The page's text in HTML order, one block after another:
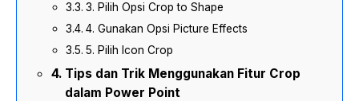
3. Pilih Opsi Crop to Shape
4. Gunakan Opsi Picture Effects
5. Pilih Icon Crop
Tips dan Trik Menggunakan Fitur Crop
dalam Power Point